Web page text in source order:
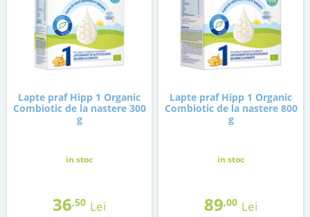
Lapte praf Hipp 1 Organic
Combiotic de la nastere 300
g
in stoc
36,50 Lei
Lapte praf Hipp 1 Organic
Combiotic de la nastere 800
g
in stoc
89,00 Lei